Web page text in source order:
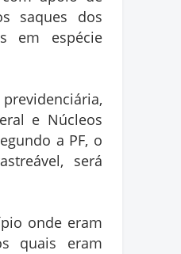
saques dos
em espécie
e Núcleos
a PF, o
será
onde eram
quais eram